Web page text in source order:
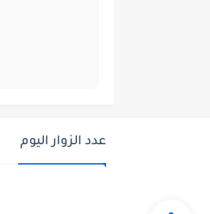
عدد الزوار اليوم